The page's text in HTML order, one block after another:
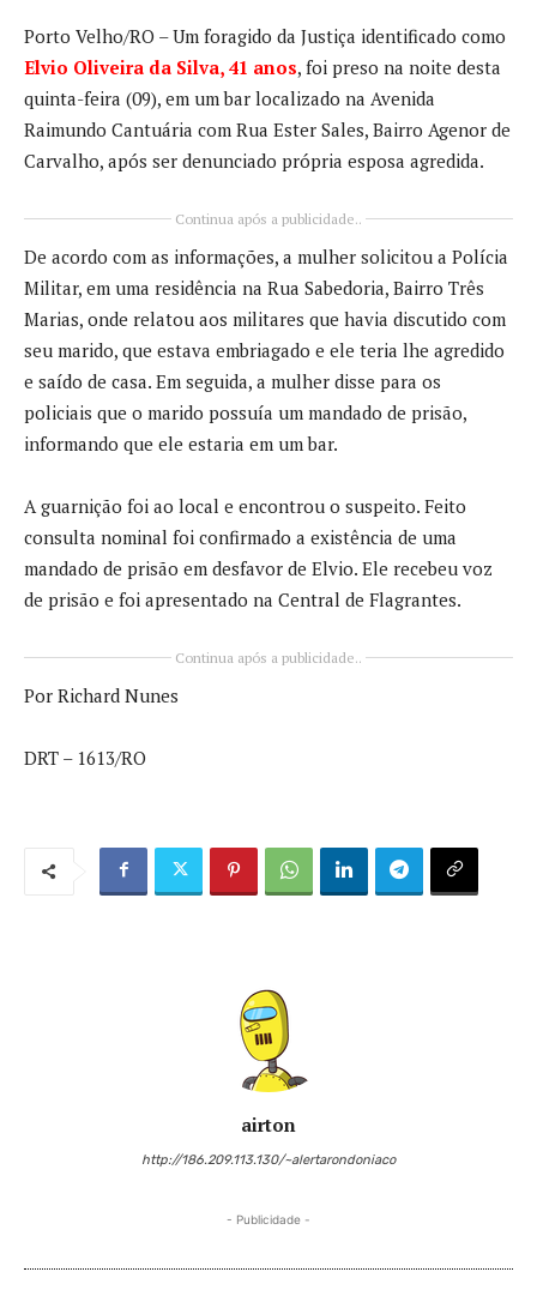
Porto Velho/RO – Um foragido da Justiça identificado como
Elvio Oliveira da Silva, 41 anos, foi preso na noite desta
quinta-feira (09), em um bar localizado na Avenida
Raimundo Cantuária com Rua Ester Sales, Bairro Agenor de
Carvalho, após ser denunciado própria esposa agredida.
Continua após a publicidade..
De acordo com as informações, a mulher solicitou a Polícia
Militar, em uma residência na Rua Sabedoria, Bairro Três
Marias, onde relatou aos militares que havia discutido com
seu marido, que estava embriagado e ele teria lhe agredido
e saído de casa. Em seguida, a mulher disse para os
policiais que o marido possuía um mandado de prisão,
informando que ele estaria em um bar.
A guarnição foi ao local e encontrou o suspeito. Feito
consulta nominal foi confirmado a existência de uma
mandado de prisão em desfavor de Elvio. Ele recebeu voz
de prisão e foi apresentado na Central de Flagrantes.
Continua após a publicidade..
Por Richard Nunes
DRT – 1613/RO
airton
http://186.209.113.130/~alertarondoniaco
- Publicidade -